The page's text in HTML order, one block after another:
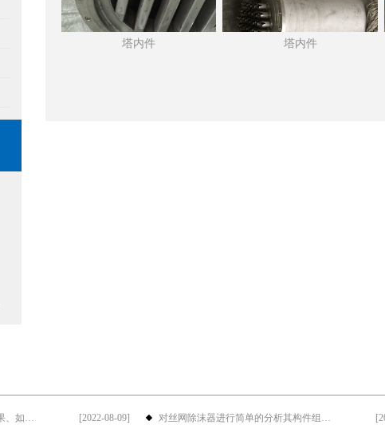
塔内件 塔内件
丝网除沫器设备中应用的实际效果、如何··· [2022-08-09] 对丝网除沫器进行简单的分析其构件组成···